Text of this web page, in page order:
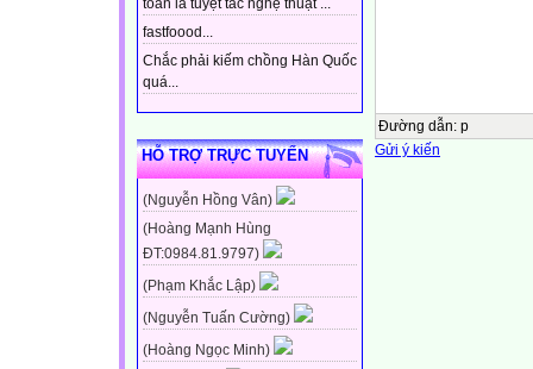
toàn là tuyệt tác nghệ thuật ...
fastfoood...
Chắc phải kiếm chồng Hàn Quốc
quá...
HỖ TRỢ TRỰC TUYẾN
(Nguyễn Hồng Vân)
(Hoàng Mạnh Hùng
ĐT:0984.81.9797)
(Phạm Khắc Lập)
(Nguyễn Tuấn Cường)
(Hoàng Ngọc Minh)
Đường dẫn: p
Gửi ý kiến